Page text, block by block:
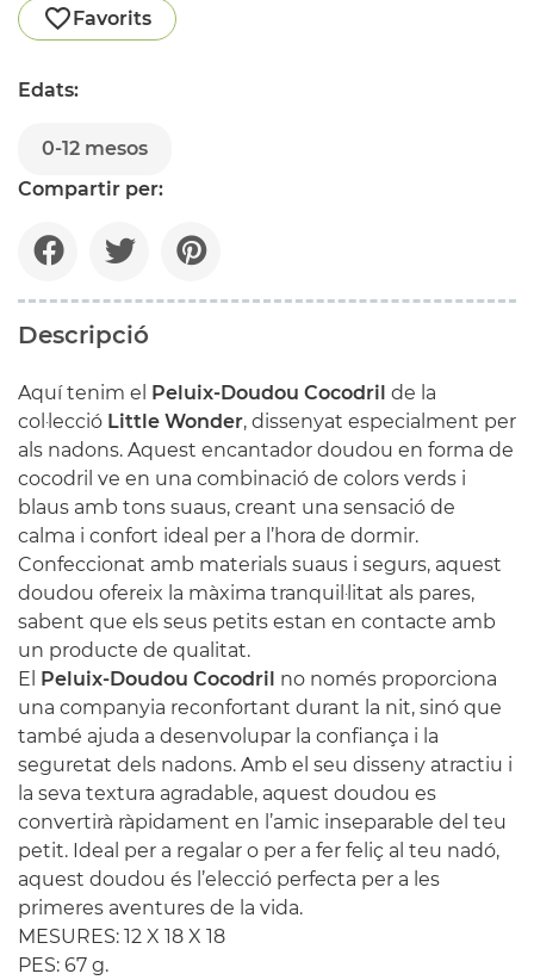
Favorits
Edats:
0-12 mesos
Compartir per:
Descripció
Aquí tenim el Peluix-Doudou Cocodril de la
col·lecció Little Wonder, dissenyat especialment per
als nadons. Aquest encantador doudou en forma de
cocodril ve en una combinació de colors verds i
blaus amb tons suaus, creant una sensació de
calma i confort ideal per a l’hora de dormir.
Confeccionat amb materials suaus i segurs, aquest
doudou ofereix la màxima tranquil·litat als pares,
sabent que els seus petits estan en contacte amb
un producte de qualitat.
El Peluix-Doudou Cocodril no només proporciona
una companyia reconfortant durant la nit, sinó que
també ajuda a desenvolupar la confiança i la
seguretat dels nadons. Amb el seu disseny atractiu i
la seva textura agradable, aquest doudou es
convertirà ràpidament en l’amic inseparable del teu
petit. Ideal per a regalar o per a fer feliç al teu nadó,
aquest doudou és l’elecció perfecta per a les
primeres aventures de la vida.
MESURES: 12 X 18 X 18
PES: 67 g.